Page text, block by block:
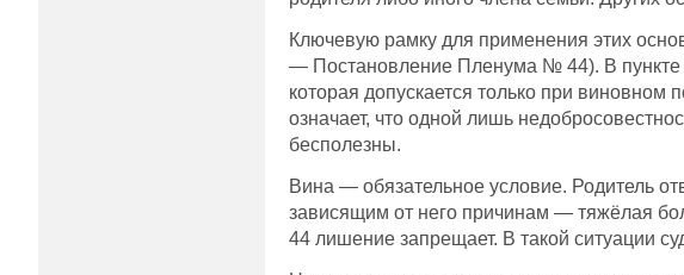
Ключевую рамку для применения этих
— Постановление Пленума № 44). В пункте
которая допускается только при
означает, что одной лишь
бесполезны.
Вина — обязательное условие. Родитель
зависящим от него причинам — тяжёлая
44 лишение запрещает. В такой ситуации